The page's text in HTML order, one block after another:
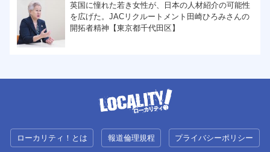
英国に憧れた若き女性が、日本の人材紹介の可能性
を広げた。JACリクルートメント田崎ひろみさんの
開拓者精神【東京都千代田区】
ローカリティ！とは 報道倫理規程 プライバシーポリシー